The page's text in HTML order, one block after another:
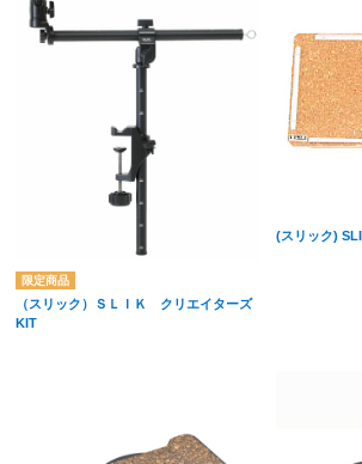
（スリック）ＳＬＩＫ クリエイターズ
KIT
(スリック)